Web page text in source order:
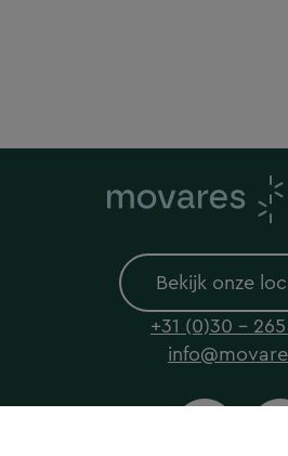
Bekijk onze
+31 (0)30 -